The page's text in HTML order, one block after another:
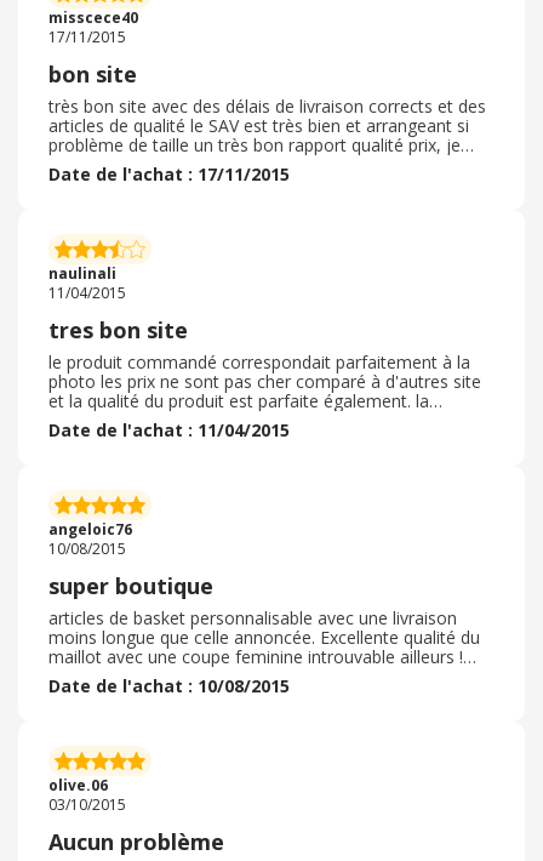
misscece40
17/11/2015
bon site
très bon site avec des délais de livraison corrects et des
articles de qualité le SAV est très bien et arrangeant si
problème de taille un très bon rapport qualité prix, je
n’hésiterais pas a recommander sur ce site
Date de l'achat : 17/11/2015
naulinali
11/04/2015
tres bon site
le produit commandé correspondait parfaitement à la
photo les prix ne sont pas cher comparé à d'autres site
et la qualité du produit est parfaite également. la
livraison est très rapide et le produit est bien protégé le
petit cadeau bonus etait tres bien
Date de l'achat : 11/04/2015
angeloic76
10/08/2015
super boutique
articles de basket personnalisable avec une livraison
moins longue que celle annoncée. Excellente qualité du
maillot avec une coupe feminine introuvable ailleurs !
seul bémol attention aux tailles : un même code taille ne
signifiant pas la meme chose selon les articles donc a
Date de l'achat : 10/08/2015
olive.06
03/10/2015
Aucun problème